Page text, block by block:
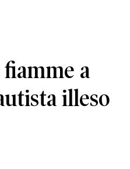
a
illeso